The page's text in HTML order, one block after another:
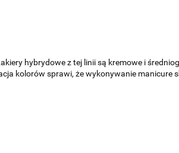
hybrydowe z tej linii są kremowe i
kolorów sprawi, że wykonywanie manicure